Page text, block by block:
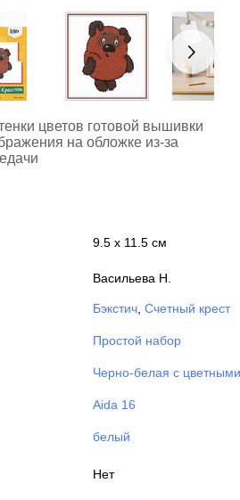
цветов готовой вышивки
на обложке из-за
9.5 x 11.5 см
Васильева Н.
Бэкстич, Счетный крест
Простой набор
Черно-белая с
Aida 16
белый
Нет